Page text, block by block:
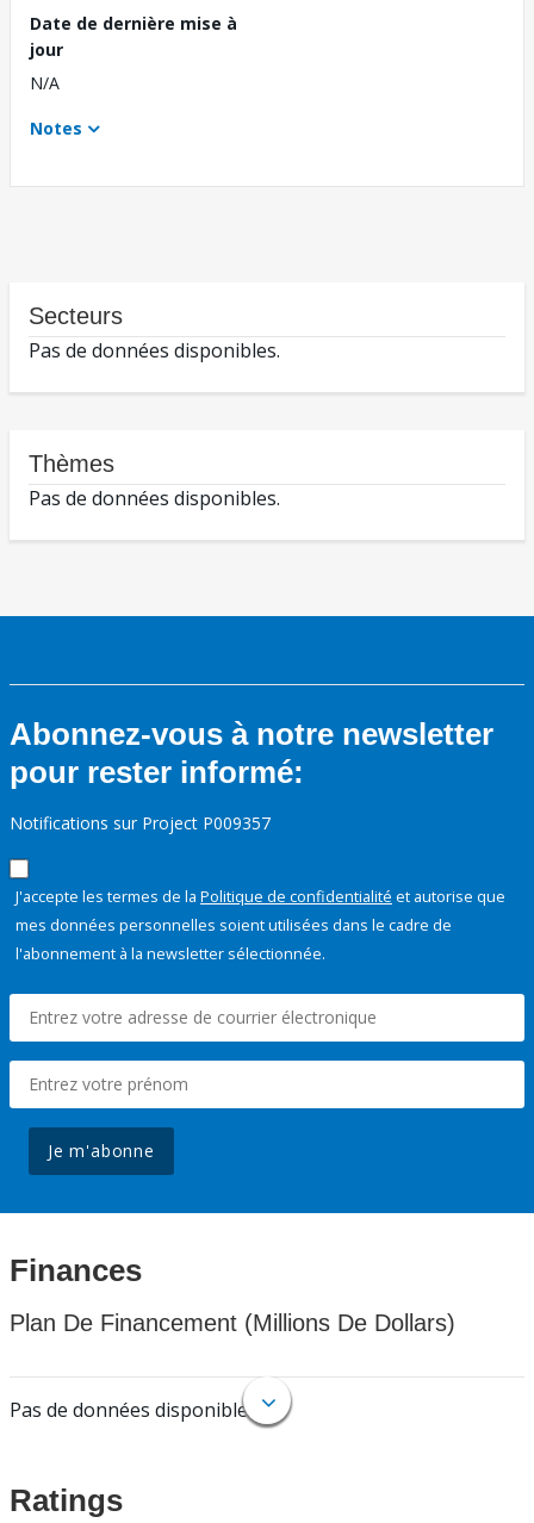
Date de dernière mise à
jour
N/A
Notes
Secteurs
Pas de données disponibles.
Thèmes
Pas de données disponibles.
Abonnez-vous à notre newsletter
pour rester informé:
Notifications sur Project P009357
J'accepte les termes de la Politique de confidentialité et autorise que
mes données personnelles soient utilisées dans le cadre de
l'abonnement à la newsletter sélectionnée.
Je m'abonne
Finances
Plan De Financement (Millions De Dollars)
Pas de données disponibles.
Ratings